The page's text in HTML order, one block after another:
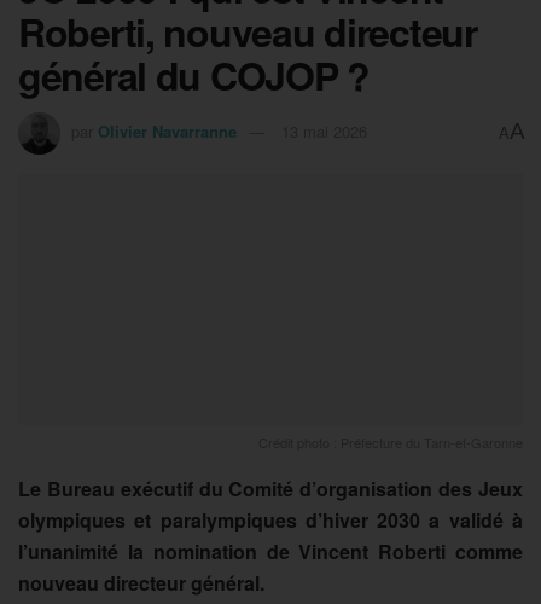
Roberti, nouveau directeur
général du COJOP ?
Olivier Navarranne AA
Le Bureau exécutif du Comité d’organisation des Jeux
olympiques et paralympiques d’hiver 2030 a validé à
l’unanimité la nomination de Vincent Roberti comme
nouveau directeur général.